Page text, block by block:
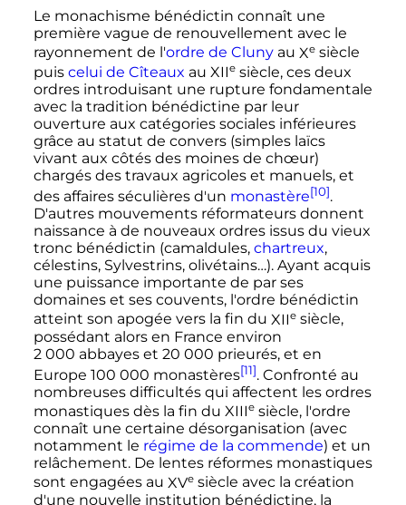
Le monachisme bénédictin connaît une
première vague de renouvellement avec le
rayonnement de l'ordre de Clunyau Xe siècle
puis celui de Cîteaux au XIIe siècle, ces deux
ordres introduisant une rupture fondamentale
avec la tradition bénédictine par leur
ouverture aux catégories sociales inférieures
grâce au statut de convers (simples laïcs
vivant aux côtés des moines de chœur)
chargés des travaux agricoles et manuels, et
des affaires séculières d'un monastère[10].
D'autres mouvements réformateurs donnent
naissance à de nouveaux ordres issus du vieux
tronc bénédictin (camaldules, chartreux,
célestins, Sylvestrins, olivétains…). Ayant acquis
une puissance importante de par ses
domaines et ses couvents, l'ordre bénédictin
atteint son apogée vers la fin du XIIe siècle,
possédant alors en France environ
2 000 abbayeset 20 000 prieurés, et en
Europe 100 000 monastères[11]. Confronté au
nombreuses difficultés qui affectent les ordres
monastiques dès la fin du XIIIe siècle, l'ordre
connaît une certaine désorganisation (avec
notamment le régime de la commende) et un
relâchement. De lentes réformes monastiques
sont engagées au XVe siècle avec la création
d'une nouvelle institution bénédictine, la